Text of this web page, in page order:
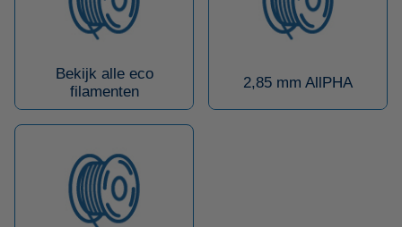
Bekijk alle eco
filamenten
2,85 mm AllPHA